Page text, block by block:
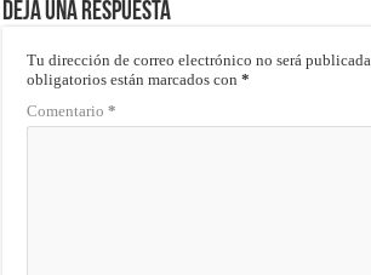
Deja una respuesta
Tu dirección de correo electrónico no será publicada.
obligatorios están marcados con*
Comentario*